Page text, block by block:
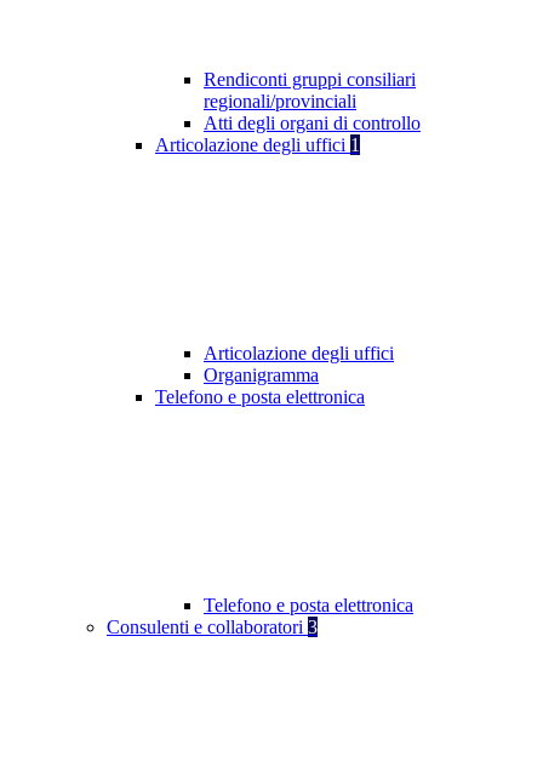
Rendiconti gruppi consiliari
regionali/provinciali
Atti degli organi di controllo
Articolazione degli uffici 1
Articolazione degli uffici
Organigramma
Telefono e posta elettronica
Telefono e posta elettronica
Consulenti e collaboratori 3